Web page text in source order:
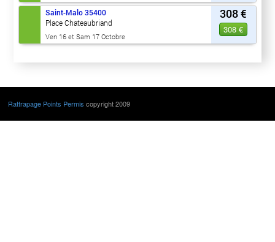
308 €
308 €
Saint-Malo 35400
Place Chateaubriand
Ven 16 et Sam 17 Octobre
Rattrapage Points Permis copyright 2009